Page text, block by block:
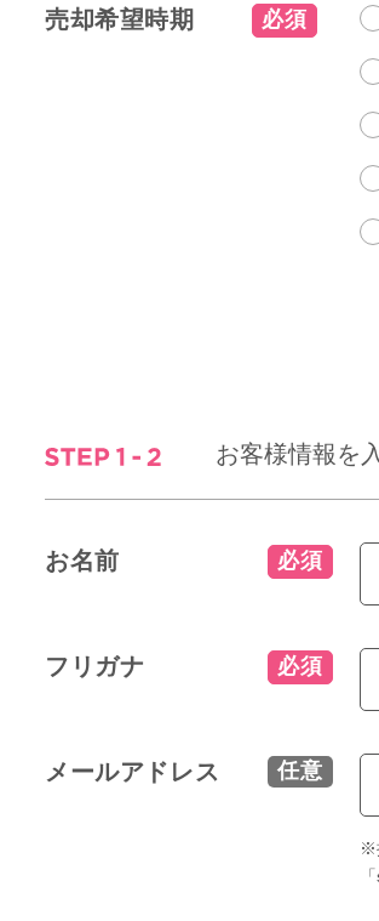
売却希望時期 必須
お客様情報を
お名前 必須
フリガナ 必須
メールアドレス 任意
※